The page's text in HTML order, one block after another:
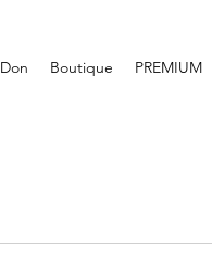
Don Boutique PREMIUM